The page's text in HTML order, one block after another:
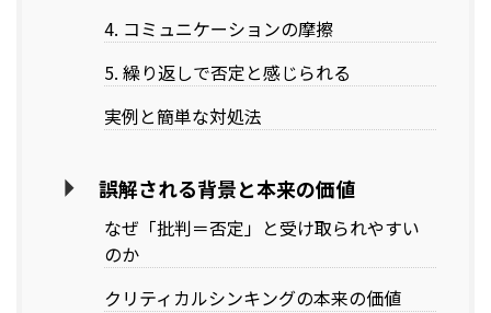
4. コミュニケーションの摩擦
5. 繰り返しで否定と感じられる
実例と簡単な対処法
誤解される背景と本来の価値
なぜ「批判＝否定」と受け取られやすい
のか
クリティカルシンキングの本来の価値